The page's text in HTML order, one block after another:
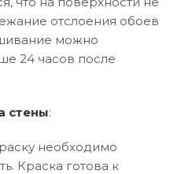
отслоения обоев
можно
24 часов после
стены:
необходимо
Краска готова к